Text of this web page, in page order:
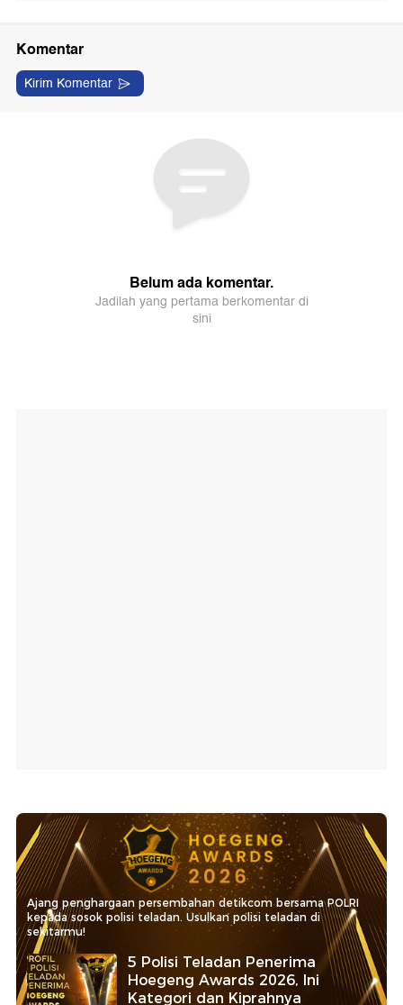
Ajang penghargaan persembahan detikcom bersama POLRI
kepada sosok polisi teladan. Usulkan polisi teladan di
sekitarmu!
5 Polisi Teladan Penerima
Hoegeng Awards 2026, Ini
Kategori dan Kiprahnya